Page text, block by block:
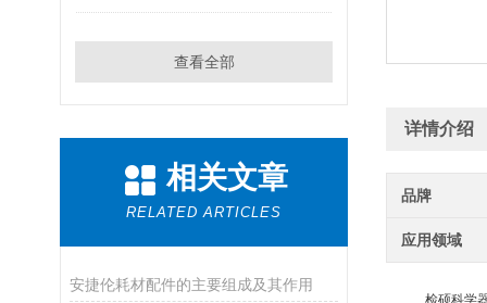
查看全部
相关文章
RELATED ARTICLES
安捷伦耗材配件的主要组成及其作用
详情介绍
品牌
应用领域
检硕科学